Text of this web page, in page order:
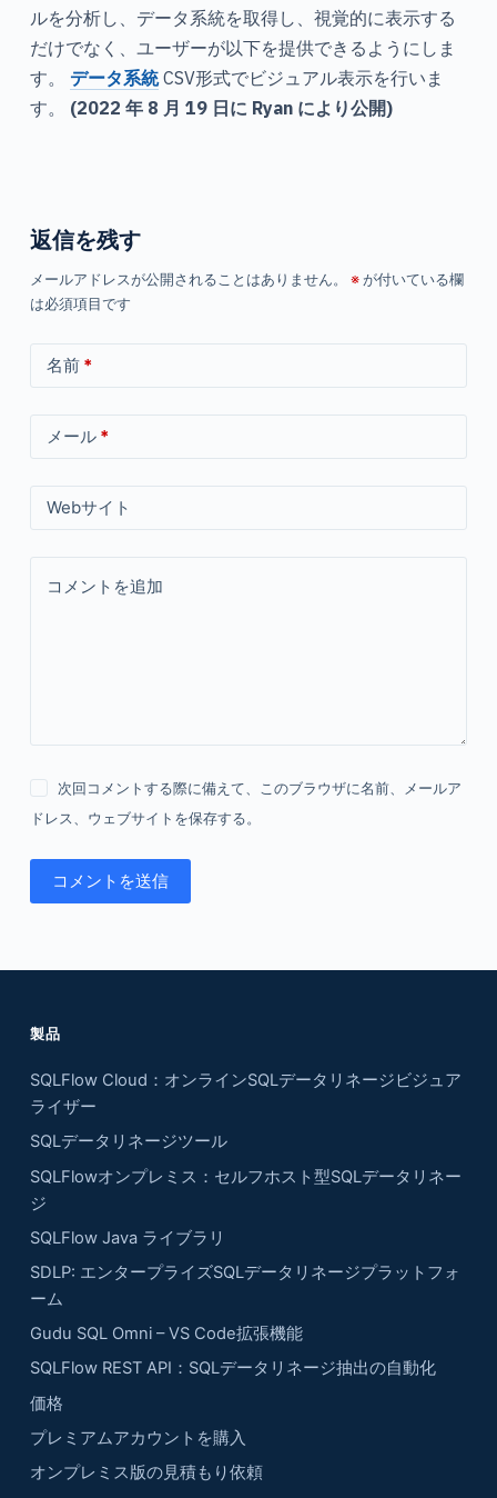
ルを分析し、データ系統を取得し、視覚的に表示する
だけでなく、ユーザーが以下を提供できるようにしま
す。 データ系統CSV形式でビジュアル表示を行いま
す。 (2022 年 8 月 19 日に Ryan により公開)
返信を残す
メールアドレスが公開されることはありません。 ※が付いている欄
は必須項目です
名前*
メール*
Webサイト
コメントを追加
次回コメントする際に備えて、このブラウザに名前、メールア
ドレス、ウェブサイトを保存する。
コメントを送信
製品
SQLFlow Cloud：オンラインSQLデータリネージビジュア
ライザー
SQLデータリネージツール
SQLFlowオンプレミス：セルフホスト型SQLデータリネー
ジ
SQLFlow Java ライブラリ
SDLP: エンタープライズSQLデータリネージプラットフォ
ーム
Gudu SQL Omni – VS Code拡張機能
SQLFlow REST API：SQLデータリネージ抽出の自動化
価格
プレミアムアカウントを購入
オンプレミス版の見積もり依頼